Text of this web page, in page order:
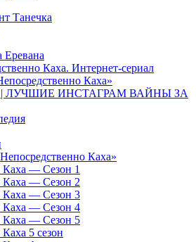
Танечка
Еревана
Каха. Интернет-сериал
Каха»
| ЛУЧШИЕ ИНСТАГРАМ ВАЙНЫ ЗА
Каха»
Каха — Сезон 1
Каха — Сезон 2
Каха — Сезон 3
Каха — Сезон 4
Каха — Сезон 5
5 сезон